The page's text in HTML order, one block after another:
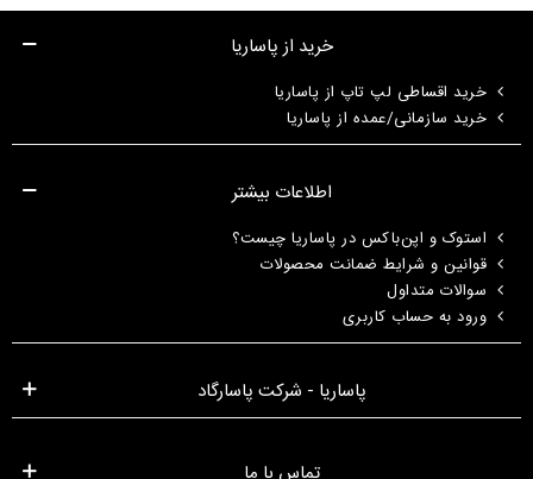
خرید از پاساریا
خرید اقساطی لپ تاپ از پاساریا
خرید سازمانی/عمده از پاساریا
اطلاعات بیشتر
استوک و اپن‌باکس در پاساریا چیست؟
قوانین و شرایط ضمانت محصولات
سوالات متداول
ورود به حساب کاربری
پاساریا - شرکت پاسارگاد